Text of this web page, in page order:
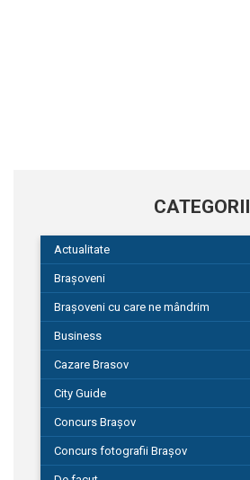
CATEGORII
Actualitate
Brașoveni
Brașoveni cu care ne mândrim
Business
Cazare Brasov
City Guide
Concurs Brașov
Concurs fotografii Brașov